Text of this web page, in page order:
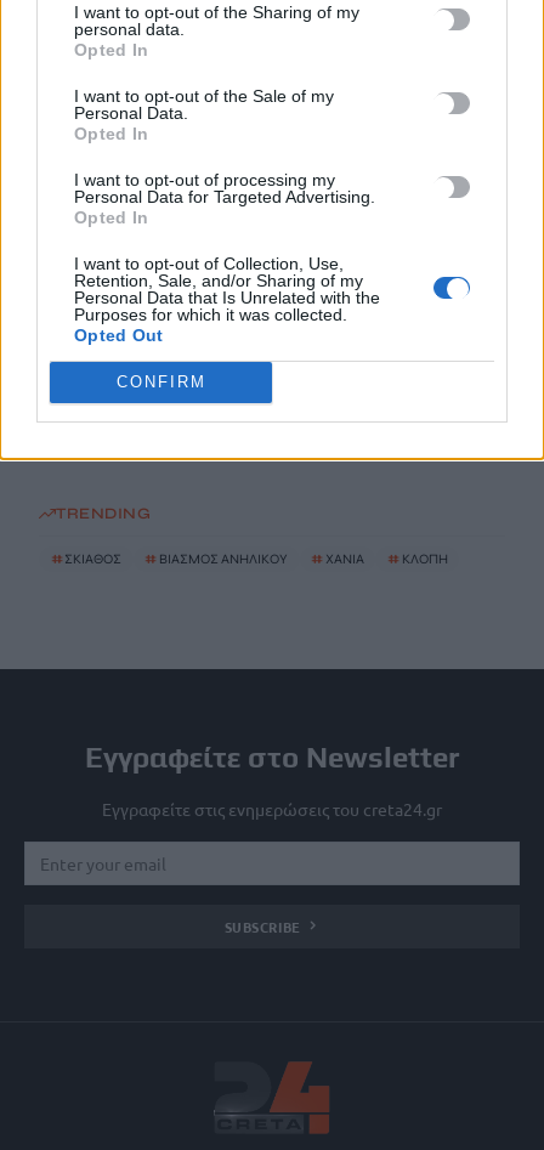
I want to opt-out of the Sharing of my
personal data.
Opted In
I want to opt-out of the Sale of my
Personal Data.
Opted In
I want to opt-out of processing my
Personal Data for Targeted Advertising.
Opted In
I want to opt-out of Collection, Use,
Retention, Sale, and/or Sharing of my
Personal Data that Is Unrelated with the
Purposes for which it was collected.
Opted Out
CONFIRM
9 Αυγούστου, 2026
– Συνελήφθη υπάλληλος καταστήματος
9 Αυγούστου, 2026
Τζο Μπάιντεν: Ο καρκίνος έχει κάνει μετάσταση στα οστά –
9 Αυγούστου, 2026
ΠΑΣΟΚ κατά εφημερίδας για την «συνάντηση»
Διαμαντοπούλου και Χριστοδουλάκη με Γεραπετρίτη:
«Φαντασιόπληκτο ρεπορτάζ»
9 Αυγούστου, 2026
TRENDING
# ΣΚΙΑΘΟΣ # ΒΙΑΣΜΟΣ ΑΝΗΛΙΚΟΥ # ΧΑΝΙΑ # ΚΛΟΠΗ
Εγγραφείτε στο Newsletter
Εγγραφείτε στις ενημερώσεις του creta24.gr
SUBSCRIBE